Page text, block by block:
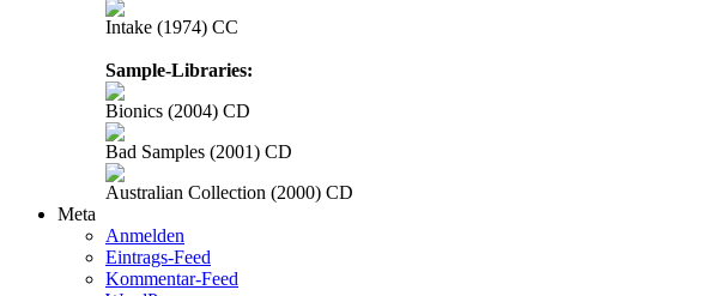
Intake (1974) CC
Sample-Libraries:
Bionics (2004) CD
Bad Samples (2001) CD
Australian Collection (2000) CD
Meta
Anmelden
Eintrags-Feed
Kommentar-Feed